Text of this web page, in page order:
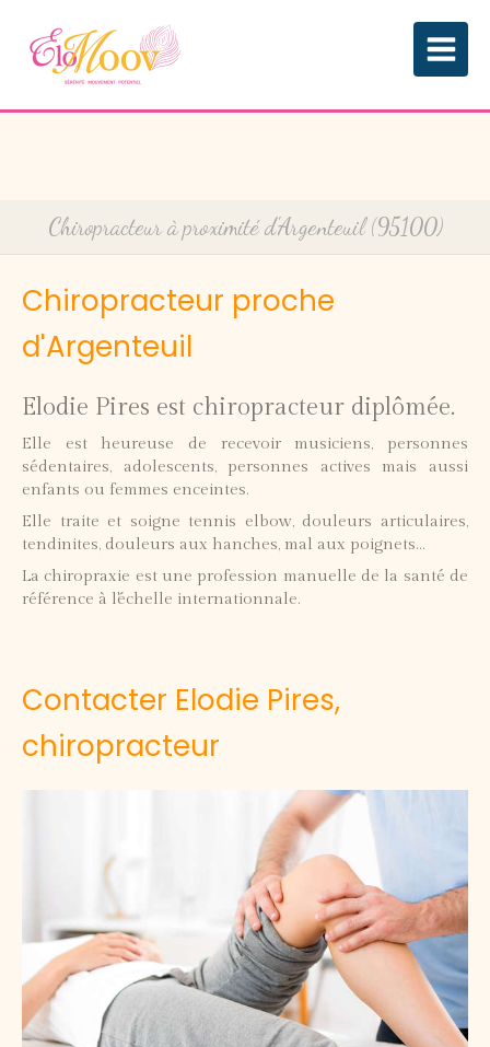
Chiropracteur à proximité d'Argenteuil (95100)
Chiropracteur proche
d'Argenteuil
Elodie Pires est chiropracteur diplômée.
Elle est heureuse de recevoir musiciens, personnes
sédentaires, adolescents, personnes actives mais aussi
enfants ou femmes enceintes.
Elle traite et soigne tennis elbow, douleurs articulaires,
tendinites, douleurs aux hanches, mal aux poignets...
La chiropraxie est une profession manuelle de la santé de
référence à l'échelle internationnale.
Contacter Elodie Pires,
chiropracteur